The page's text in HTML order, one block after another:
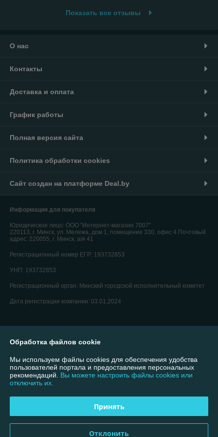
Показать все отзывы
О нас
Контакты
Доставка и оплата
График работы
Полная версия сайта
Политика обработки cookies
Сайт создан на платформе Deal.by
Информация для покупателя
Юридическое лицо: ООО "Интернет-магазин 7007"
220113, г. Минск, ул. Мележа, дом 1, помещение 330, офис 4 Почтовый
адрес: 220055, г. Минск, а/я 41
Регистрационный номер ЕГР: 193732853
УНП: 193732853
Регистрационный орган: Минский городской исполнительный комитет
Дата регистрации компании: 03.01.2024
Обработка файлов cookie
Мы используем файлы cookies для обеспечения удобства
пользователей портала и предоставления персональных
рекомендаций. Вы можете настроить файлы cookies или
отключить их.
Принять
Отклонить